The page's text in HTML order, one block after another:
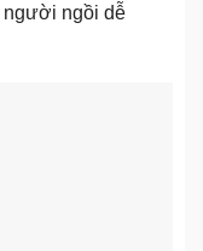
người ngồi dễ